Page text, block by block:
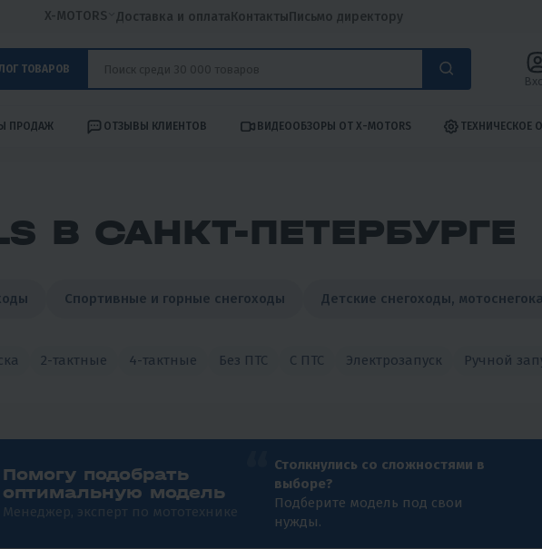
X-MOTORS Доставка и оплатаКонтактыПисьмо директору
ТОВАРОВ
ПРОДАЖ ОТЗЫВЫ КЛИЕНТОВ ВИДЕООБЗОРЫ ОТ X-MOTORS ТЕХНИЧЕСКОЕ
В САНКТ-ПЕТЕРБУРГЕ
Спортивные и горные снегоходы Детские снегоходы,
2-тактные 4-тактные Без ПТС С ПТС Электрозапуск Ручной
Помогу подобрать
оптимальную модель
Менеджер, эксперт по мототехнике
Столкнулись со сложностями в
выборе?
Подберите модель под свои
нужды.